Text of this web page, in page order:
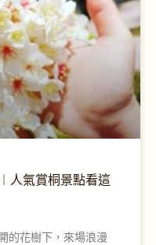
人氣賞桐景點看這
的花樹下，來場浪漫